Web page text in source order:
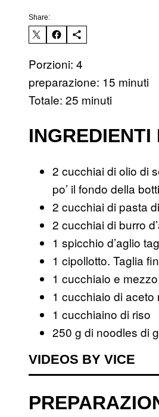
Share:
Porzioni: 4
preparazione: 15 minuti
Totale: 25 minuti
2 cucchiai di olio di
po’ il fondo della
2 cucchiai di pasta
2 cucchiai di burro
1 spicchio d’aglio
1 cipollotto. Taglia
1 cucchiaio e
1 cucchiaio di aceto
1 cucchiaino di riso
250 g di noodles di
VIDEOS BY VICE